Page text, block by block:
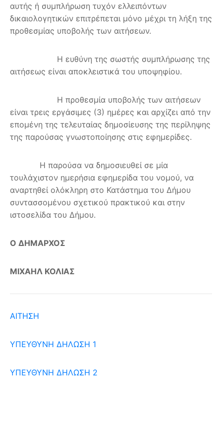
αυτής ή συμπλήρωση τυχόν ελλειπόντων
δικαιολογητικών επιτρέπεται μόνο μέχρι τη λήξη της
προθεσμίας υποβολής των αιτήσεων.
Η ευθύνη της σωστής συμπλήρωσης της
αιτήσεως είναι αποκλειστικά του υποψηφίου.
Η προθεσμία υποβολής των αιτήσεων
είναι τρεις εργάσιμες (3) ημέρες και αρχίζει από την
επομένη της τελευταίας δημοσίευσης της περίληψης
της παρούσας γνωστοποίησης στις εφημερίδες.
Η παρούσα να δημοσιευθεί σε μία
τουλάχιστον ημερήσια εφημερίδα του νομού, να
αναρτηθεί ολόκληρη στο Κατάστημα του Δήμου
συντασσομένου σχετικού πρακτικού και στην
ιστοσελίδα του Δήμου.
Ο ΔΗΜΑΡΧΟΣ
ΜΙΧΑΗΛ ΚΟΛΙΑΣ
ΑΙΤΗΣΗ
ΥΠΕΥΘΥΝΗ ΔΗΛΩΣΗ 1
ΥΠΕΥΘΥΝΗ ΔΗΛΩΣΗ 2